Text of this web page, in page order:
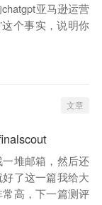
亚马逊运营
个事实，说明你
文章
堆邮箱，然后还
了这一篇我给大
高，下一篇测评